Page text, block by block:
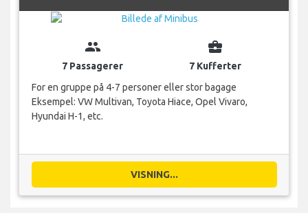
group
7 Passagerer
business_center
7 Kufferter
For en gruppe på 4-7 personer eller stor bagage
Eksempel: VW Multivan, Toyota Hiace, Opel Vivaro,
Hyundai H-1, etc.
VISNING...